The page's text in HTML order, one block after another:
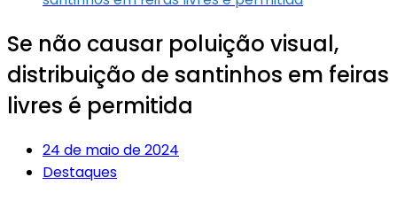
Se não causar poluição visual,
distribuição de santinhos em feiras
livres é permitida
24 de maio de 2024
Destaques